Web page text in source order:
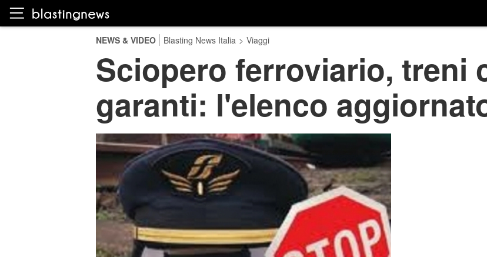
NEWS & VIDEO Blasting News Italia > Viaggi
Sciopero ferroviario, treni
garanti: l'elenco